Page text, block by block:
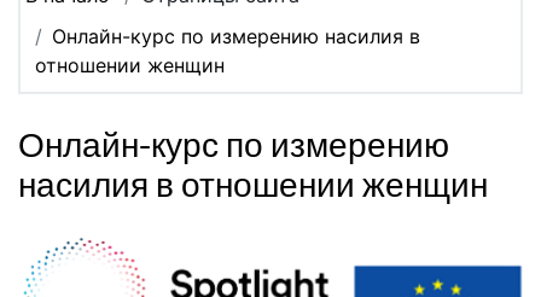
Онлайн-курс по измерению насилия в
отношении женщин
Онлайн-курс по измерению
насилия в отношении женщин